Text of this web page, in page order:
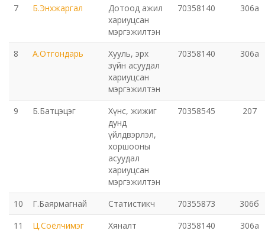
Авто тээврийн төв
Мал эмнэлгийн газар
Хүнс, хөдөө аж ахуйн газар
Баян-Өндөр сумын ЗДТГ
Жаргалант сумын ЗДТГ
Орхон аймгийн Иргэний хэргийн давж заалдах
Орхон аймгийн Эрүүгийн хэргийн давж заалдах
шатны шүүх
7 Б.Энхжаргал
Дотоод ажил
хариуцсан
мэргэжилтэн
70358140 306а
8 А.Отгондарь
Хууль, эрх
зүйн асуудал
хариуцсан
мэргэжилтэн
70358140 306а
9 Б.Батцэцэг
Хүнс, жижиг
дунд
үйлдвэрлэл,
хоршооны
асуудал
хариуцсан
мэргэжилтэн
70358545 207
10 Г.Баярмагнай Статистикч 70355873
306б
11
Ц.Соёлчимэг
Хяналт
70358140 306а